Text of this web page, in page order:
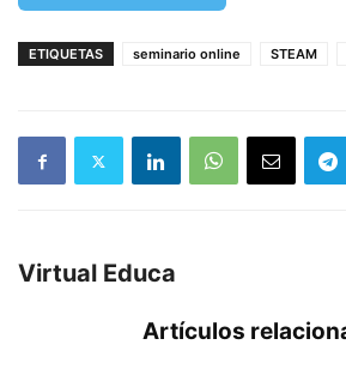
ETIQUETAS seminario online STEAM
Virtual Educa
Artículos